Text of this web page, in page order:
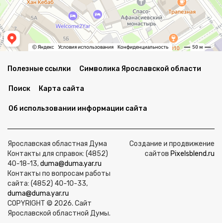
Полезные ссылки Символика Ярославской области
Поиск Карта сайта
Об использовании информации сайта
Ярославская областная Дума
Контакты для справок: (4852)
40-18-13,duma@duma.yar.ru
Контакты по вопросам работы
сайта: (4852) 40-10-33,
duma@duma.yar.ru
COPYRIGHT © 2026. Сайт
Ярославской областной Думы.
Создание и продвижение
сайтов Pixelsblend.ru